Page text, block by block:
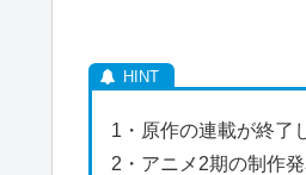
1・原作の連載が終了
2・アニメ2期の制作